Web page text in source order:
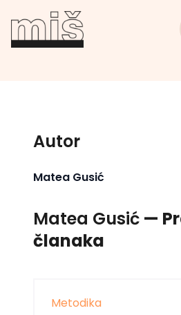
Autor
Matea Gusić
Matea Gusić —
članaka
Metodika